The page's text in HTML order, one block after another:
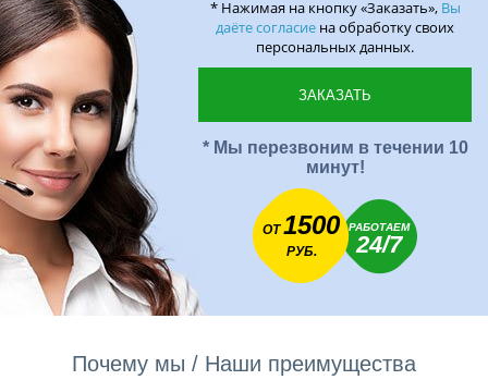
* Нажимая на кнопку «Заказать», Вы
даёте согласие на обработку своих
персональных данных.
* Мы перезвоним в течении 10
минут!
ОТ1500
РУБ.
РАБОТАЕМ
24/7
Почему мы / Наши преимущества